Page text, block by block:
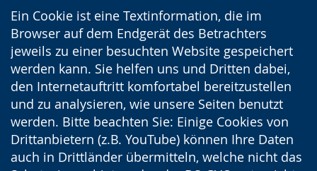
Ein Cookie ist eine Textinformation, die im
Browser auf dem Endgerät des Betrachters
jeweils zu einer besuchten Website gespeichert
werden kann. Sie helfen uns und Dritten dabei,
den Internetauftritt komfortabel bereitzustellen
und zu analysieren, wie unsere Seiten benutzt
werden. Bitte beachten Sie: Einige Cookies von
Drittanbietern (z.B. YouTube) können Ihre Daten
auch in Drittländer übermitteln, welche nicht das